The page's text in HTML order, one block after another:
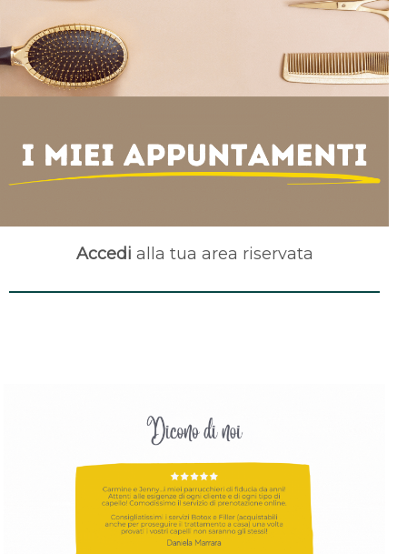
Accedi alla tua area riservata